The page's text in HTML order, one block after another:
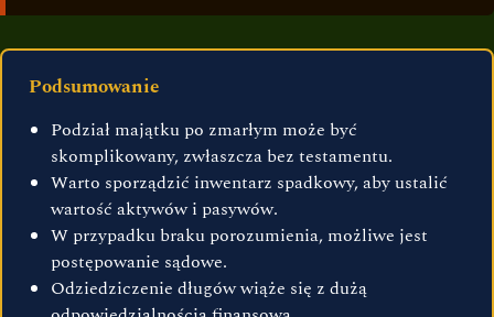
Podsumowanie
Podział majątku po zmarłym może być
skomplikowany, zwłaszcza bez testamentu.
Warto sporządzić inwentarz spadkowy, aby ustalić
wartość aktywów i pasywów.
W przypadku braku porozumienia, możliwe jest
postępowanie sądowe.
Odziedziczenie długów wiąże się z dużą